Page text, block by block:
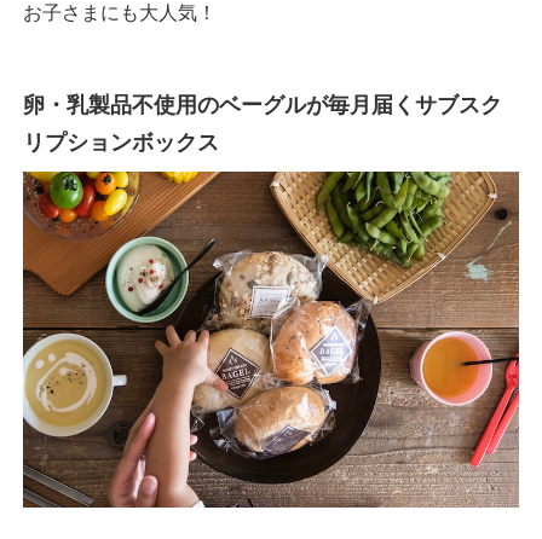
お子さまにも大人気！
卵・乳製品不使用のベーグルが毎月届くサブスク
リプションボックス